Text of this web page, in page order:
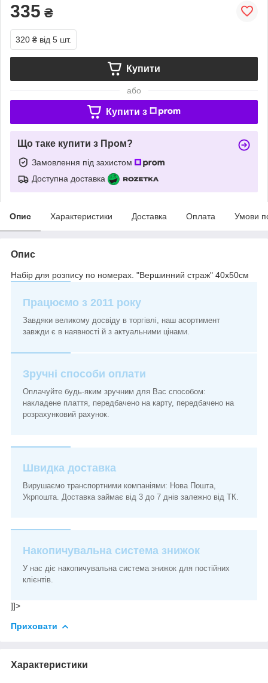
335 ₴
320 ₴ від 5 шт.
Купити
або
Купити з
Що таке купити з Пром?
Замовлення під захистом
Доступна доставка
Опис Характеристики Доставка Оплата Умови
Опис
Набір для розпису по номерах. "Вершинний страж" 40х50см
Працюємо з 2011 року
Завдяки великому досвіду в торгівлі, наш асортимент
завжди є в наявності й з актуальними цінами.
Зручні способи оплати
Оплачуйте будь-яким зручним для Вас способом:
накладене плаття, передбачено на карту, передбачено на
розрахунковий рахунок.
Швидка доставка
Вирушаємо транспортними компаніями: Нова Пошта,
Укрпошта. Доставка займає від 3 до 7 днів залежно від ТК.
Накопичувальна система знижок
У нас діє накопичувальна система знижок для постійних
клієнтів.
]]>
Приховати
Характеристики